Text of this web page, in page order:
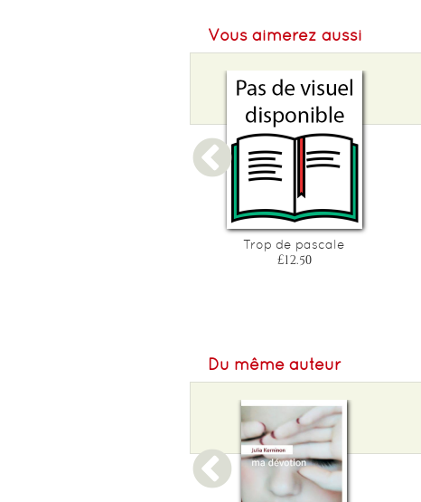
Format L :117
Poids : 110 g
Epaisseur :10
Vous aimerez aussi
Trop de pascale
£12.50
Du même auteur